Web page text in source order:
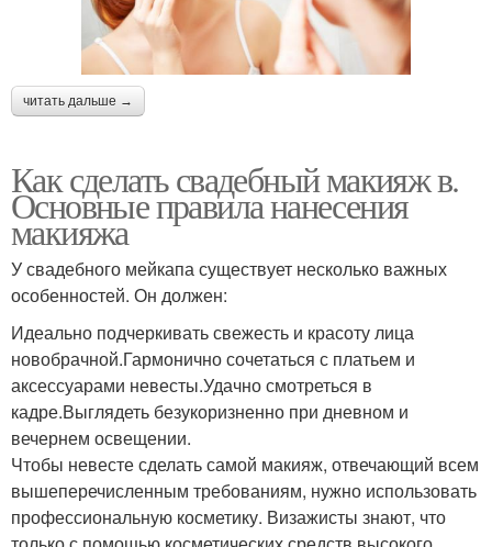
читать дальше →
Как сделать свадебный макияж в.
Основные правила нанесения
макияжа
У свадебного мейкапа существует несколько важных
особенностей. Он должен:
Идеально подчеркивать свежесть и красоту лица
новобрачной.Гармонично сочетаться с платьем и
аксессуарами невесты.Удачно смотреться в
кадре.Выглядеть безукоризненно при дневном и
вечернем освещении.
Чтобы невесте сделать самой макияж, отвечающий всем
вышеперечисленным требованиям, нужно использовать
профессиональную косметику. Визажисты знают, что